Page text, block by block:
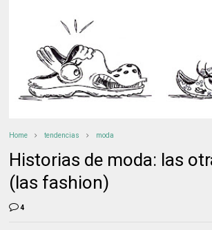
Home tendencias moda
Historias de moda: las
(las fashion)
4